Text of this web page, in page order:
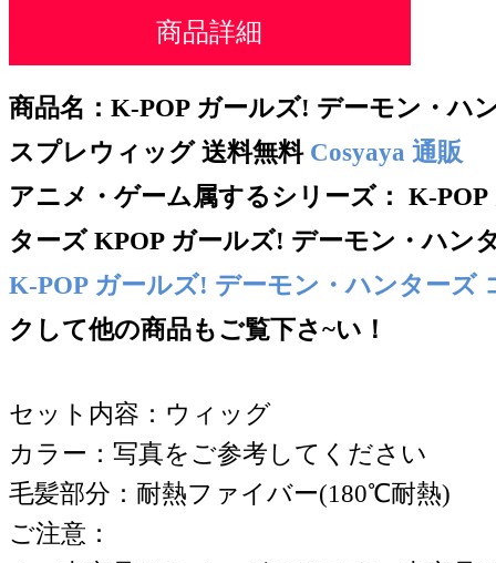
商品詳細
商品名：K-POP ガールズ! デーモン・ハ
スプレウィッグ送料無料 Cosyaya 通販
アニメ・ゲーム属するシリーズ： K-
ターズ KPOP ガールズ! デーモン・ハン
K-POP ガールズ! デーモン・ハンターズ
クして他の商品もご覧下さ~い！
セット内容：ウィッグ
カラー：写真をご参考してください
毛髪部分：耐熱ファイバー(180℃耐熱)
ご注意：